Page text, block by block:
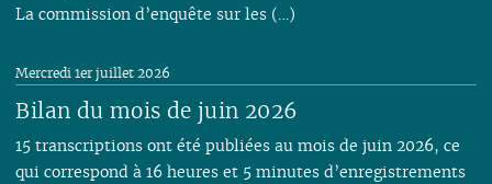
La commission d’enquête sur les (…)
Bilan du mois de juin 2026
Mercredi 1er juillet 2026
15 transcriptions ont été publiées au mois de juin 2026, ce
qui correspond à 16 heures et 5 minutes d’enregistrements